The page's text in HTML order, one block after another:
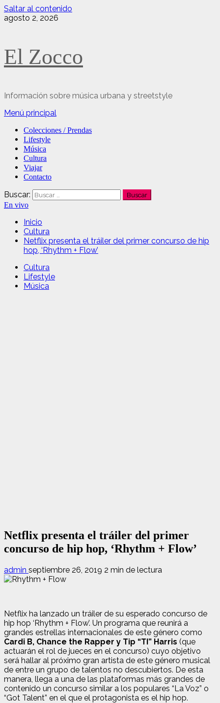
Saltar al contenido
agosto 2, 2026
El Zocco
Información sobre música urbana y streetstyle
Menú principal
Colecciones / Prendas
Lifestyle
Música
Cultura
Viajar
Contacto
Buscar:
En vivo
Inicio
Cultura
Netflix presenta el tráiler del primer concurso de hip
hop, ‘Rhythm + Flow’
Cultura
Lifestyle
Música
Netflix presenta el tráiler del primer
concurso de hip hop, ‘Rhythm + Flow’
admin septiembre 26, 2019 2 min de lectura
Netflix ha lanzado un tráiler de su esperado concurso de
hip hop ‘Rhythm + Flow’. Un programa que reunirá a
grandes estrellas internacionales de este género como
Cardi B, Chance the Rapper y Tip “TI” Harris (que
actuarán el rol de jueces en el concurso) cuyo objetivo
será hallar al próximo gran artista de este género musical
de entre un grupo de talentos no descubiertos. De esta
manera, llega a una de las plataformas más grandes de
contenido un concurso similar a los populares “La Voz” o
“Got Talent” en el que el protagonista es el hip hop.